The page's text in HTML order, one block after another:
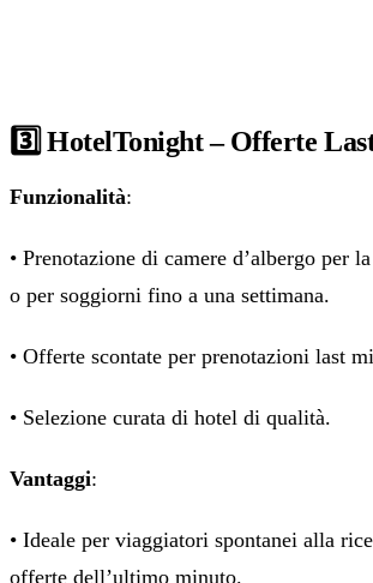
3️⃣ HotelTonight – Offerte
Funzionalità:
• Prenotazione di camere d’albergo per
o per soggiorni fino a una settimana.
• Offerte scontate per prenotazioni last
• Selezione curata di hotel di qualità.
Vantaggi:
• Ideale per viaggiatori spontanei alla
offerte dell’ultimo minuto.